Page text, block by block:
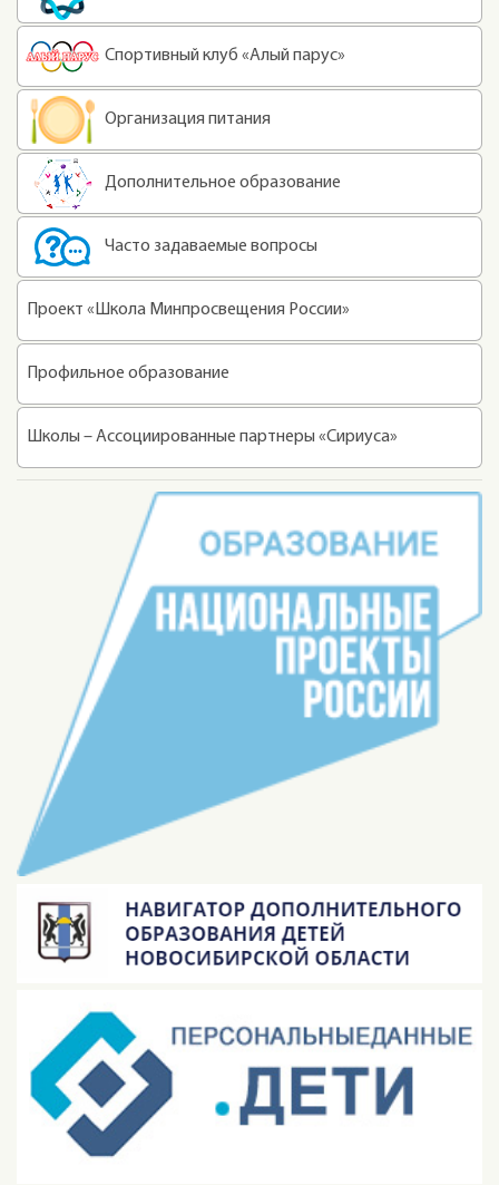
Спортивный клуб «Алый парус»
Организация питания
Дополнительное образование
Часто задаваемые вопросы
Проект «Школа Минпросвещения России»
Профильное образование
Школы – Ассоциированные партнеры «Сириуса»